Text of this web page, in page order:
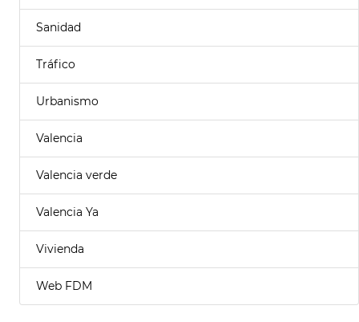
Sanidad
Tráfico
Urbanismo
Valencia
Valencia verde
Valencia Ya
Vivienda
Web FDM